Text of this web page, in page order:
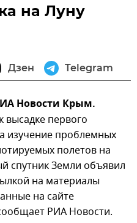
на Луну
Дзен Telegram
Новости Крым.
высадке первого
изучение проблемных
полетов на
спутник Земли объявил
на материалы
на сайте
РИА Новости.